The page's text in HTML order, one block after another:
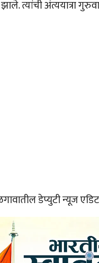
त्यांची अंत्ययात्रा
डेप्युटी न्यूज